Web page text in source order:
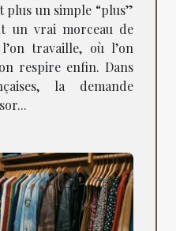
plus un simple “plus”
un vrai morceau de
travaille, où l’on
respire enfin. Dans
la demande